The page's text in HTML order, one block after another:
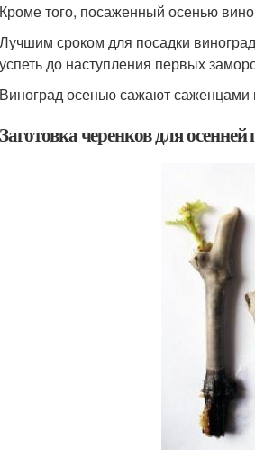
Кроме того, посаженный осенью
Лучшим сроком для посадки
успеть до наступления первых
Виноград осенью сажают саженцами
Заготовка черенков для осенней